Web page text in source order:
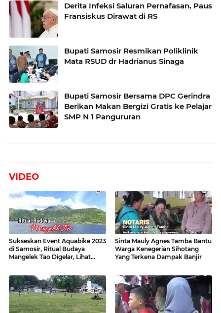
Derita Infeksi Saluran Pernafasan, Paus
Fransiskus Dirawat di RS
Bupati Samosir Resmikan Poliklinik
Mata RSUD dr Hadrianus Sinaga
Bupati Samosir Bersama DPC Gerindra
Berikan Makan Bergizi Gratis ke Pelajar
SMP N 1 Pangururan
VIDEO
Sukseskan Event Aquabike 2023
di Samosir, Ritual Budaya
Mangelek Tao Digelar, Lihat
Sinta Mauly Agnes Tamba Bantu
Warga Kenegerian Sihotang
Yang Terkena Dampak Banjir